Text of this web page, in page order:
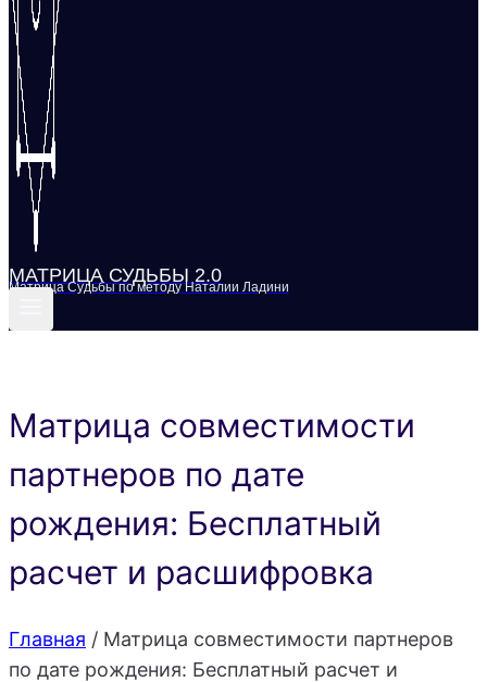
МАТРИЦА СУДЬБЫ 2.0
Матрица Судьбы по методу Наталии Ладини
Матрица совместимости
партнеров по дате
рождения: Бесплатный
расчет и расшифровка
Главная / Матрица совместимости партнеров
по дате рождения: Бесплатный расчет и